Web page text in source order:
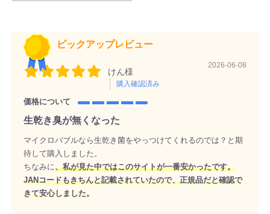
ピックアップレビュー
けん様
購入確認済み
2026-06-08
価格について
生乾き臭が無くなった
マイクロバブルなら生乾き菌をやっつけてくれるのでは？と期
待して購入しました。
ちなみに、私が見た中ではこのサイトが一番安かったです。
JANコードもきちんと記載されていたので、正規品だと確認で
きて安心しました。